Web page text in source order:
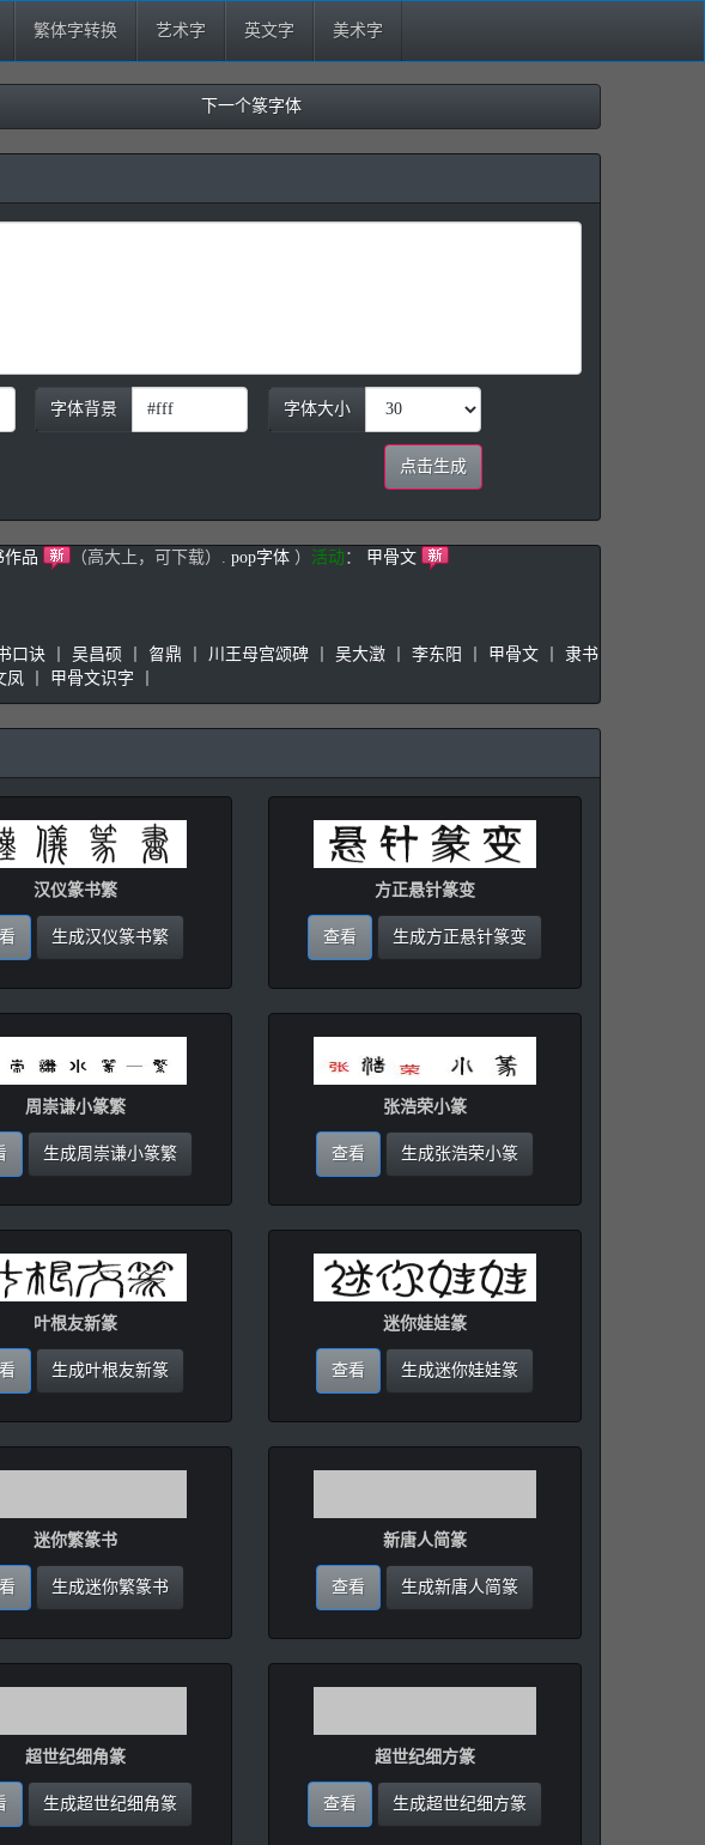
繁体字转换 艺术字 英文字 美术字
下一个篆字体
字体背景 字体大小
点击生成
作品 （高大上，可下载）. pop字体 ） 活动 ： 甲骨文
口诀 吴昌硕 曶鼎 川王母宫颂碑 吴大澂 李东阳 甲骨文
隶书
凤 甲骨文识字
汉仪篆书繁
生成汉仪篆书繁
方正悬针篆变
查看 生成方正悬针篆变
周崇谦小篆繁
生成周崇谦小篆繁
张浩荣小篆
查看 生成张浩荣小篆
叶根友新篆
生成叶根友新篆
迷你娃娃篆
查看 生成迷你娃娃篆
迷你繁篆书
生成迷你繁篆书
新唐人简篆
查看 生成新唐人简篆
超世纪细角篆
生成超世纪细角篆
超世纪细方篆
查看 生成超世纪细方篆